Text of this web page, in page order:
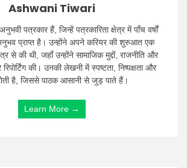
Ashwani Tiwari
पत्रकार हैं, जिन्हें पत्रकारिता क्षेत्र में पाँच वर्षों
प्राप्त है। उन्होंने अपने करियर की शुरुआत एक
से की थी, जहाँ उन्होंने सामाजिक मुद्दों, राजनीति और
रिपोर्टिंग की। उनकी लेखनी में स्पष्टता, निष्पक्षता और
है, जिससे पाठक आसानी से जुड़ पाते हैं।
Learn More →